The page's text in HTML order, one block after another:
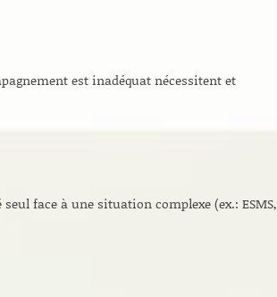
est inadéquat nécessitent et
face à une situation complexe (ex.: ESMS,